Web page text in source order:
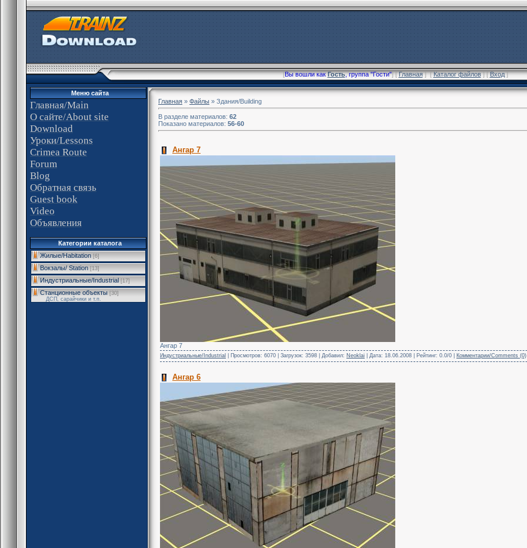
[Вы вошли какГость, группа "Гости"] [Главная] [Каталог файлов] [Вход]
Меню сайта
Главная/Main
О сайте/About site
Download
Уроки/Lessons
Crimea Route
Forum
Blog
Обратная связь
Guest book
Video
Объявления
Категории каталога
Жилые/Habitation [6]
Вокзалы/ Station [13]
Индустриальные/Industrial [17]
Станционные объекты [30]
ДСП, сарайчики и т.п.
Главная » Файлы » Здания/Building
В разделе материалов: 62
Показано материалов: 56-60
Ангар 7
Ангар 7
Индустриальные/Industrial | Просмотров: 6070 | Загрузок: 3598 | Добавил: Neoklai | Дата: 18.06.2008 | Рейтинг: 0.0/0 | Комментарии/Comments (0)
Ангар 6